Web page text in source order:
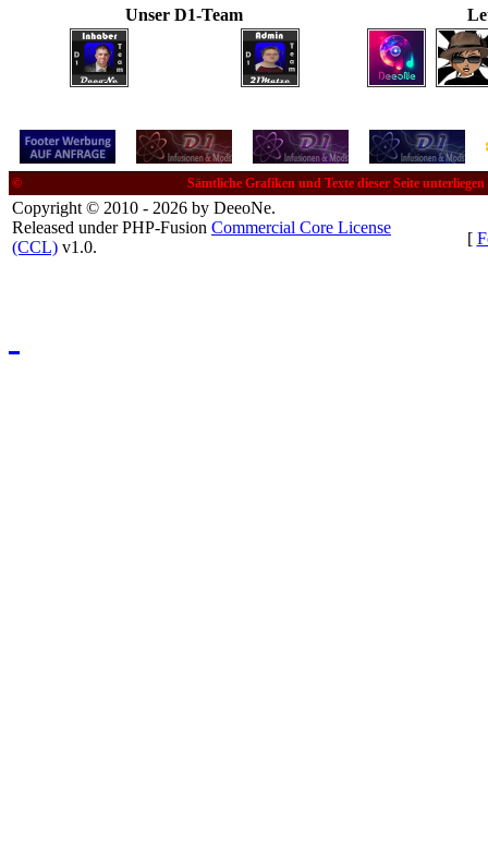
Unser D1-Team
© Sämtliche Grafiken und Texte dieser Seite
Copyright © 2010 - 2026 by DeeoNe.
Released under PHP-Fusion Commercial Core License
(CCL) v1.0. [